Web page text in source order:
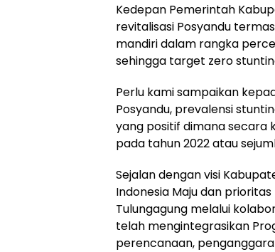
Kedepan Pemerintah
revitalisasi Posyandu
mandiri dalam rangka
sehingga target zero
Perlu kami sampaikan
Posyandu, prevalensi
yang positif dimana secara
pada tahun 2022 atau
Sejalan dengan visi
Indonesia Maju dan
Tulungagung melalui
telah mengintegrasikan
perencanaan,